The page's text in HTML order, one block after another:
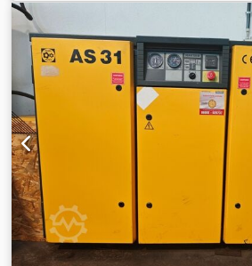
powietrzem - Otwór wlotowy =
tak jak jest, bez testowania, jako
na sprzedaż. Djdpfx Aju Nzx Escnskr *